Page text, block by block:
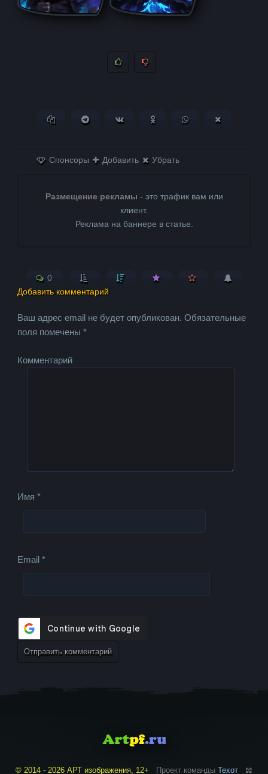
Копировать ссылкуПоделиться в Telegram
Поделиться ВКонтактеПоделиться в
Поделиться в
Спонсоры Добавить Убрать
Размещение рекламы - это трафик вам или
клиент.
Реклама на баннере в статье.
0
Добавить комментарий
Ваш адрес email не будет опубликован. Обязательные
поля помечены*
Комментарий
Имя*
Email*
© 2014 - 2026 АРТ изображения, 12+ Проект команды Техот 𝌴